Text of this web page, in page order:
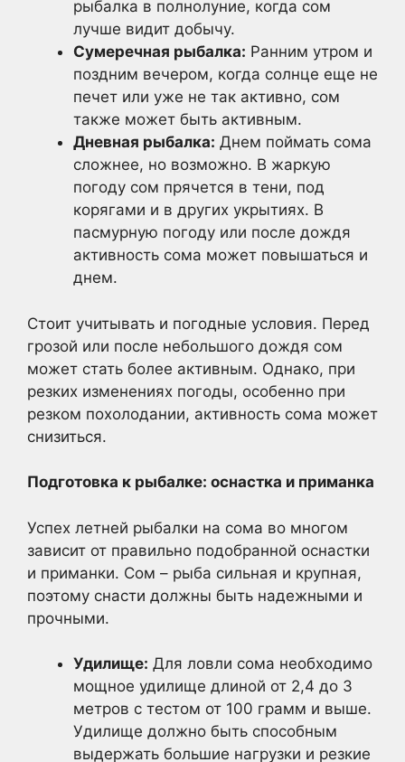
рыбалка в полнолуние, когда сом
лучше видит добычу.
Сумеречная рыбалка: Ранним утром и
поздним вечером, когда солнце еще не
печет или уже не так активно, сом
также может быть активным.
Дневная рыбалка: Днем поймать сома
сложнее, но возможно. В жаркую
погоду сом прячется в тени, под
корягами и в других укрытиях. В
пасмурную погоду или после дождя
активность сома может повышаться и
днем.
Стоит учитывать и погодные условия. Перед
грозой или после небольшого дождя сом
может стать более активным. Однако, при
резких изменениях погоды, особенно при
резком похолодании, активность сома может
снизиться.
Подготовка к рыбалке: оснастка и приманка
Успех летней рыбалки на сома во многом
зависит от правильно подобранной оснастки
и приманки. Сом – рыба сильная и крупная,
поэтому снасти должны быть надежными и
прочными.
Удилище: Для ловли сома необходимо
мощное удилище длиной от 2,4 до 3
метров с тестом от 100 грамм и выше.
Удилище должно быть способным
выдержать большие нагрузки и резкие